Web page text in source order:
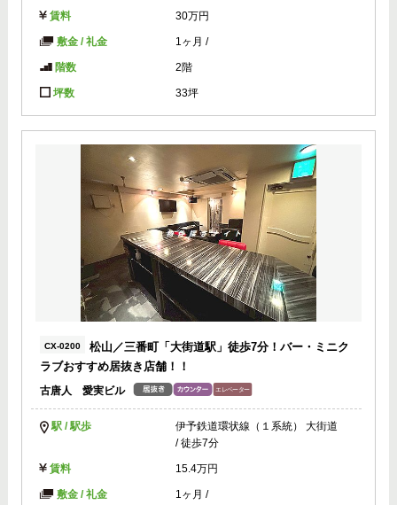
賃料 30万円
敷金 / 礼金 1ヶ月 /
階数 2階
坪数 33坪
CX-0200
松山／三番町「大街道駅」徒歩7分！バー・ミニク
ラブおすすめ居抜き店舗！！
古唐人 愛実ビル
駅 / 駅歩
伊予鉄道環状線（１系統） 大街道
/ 徒歩7分
賃料 15.4万円
敷金 / 礼金 1ヶ月 /